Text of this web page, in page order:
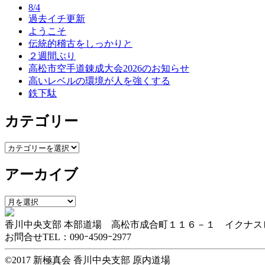
8/4
過去イチ更新
ようこそ
伝統的稽古をしっかりと
２週間ぶり
高松市空手道錬成大会2026のお知らせ
高いレベルの環境が人を強くする
鉄下駄
カテゴリー
カ
ゴ
ー
アーカイブ
ア
ー
カ
イ
ブ
香川中央支部 本部道場 高松市成合町１１６－１ イクナス
お問合せTEL：090ｰ4509ｰ2977
©2017 新極真会 香川中央支部 原内道場